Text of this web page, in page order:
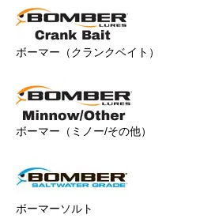
ボーマー（クランクベイト）
ボーマー（ミノー/その他）
ボーマーソルト